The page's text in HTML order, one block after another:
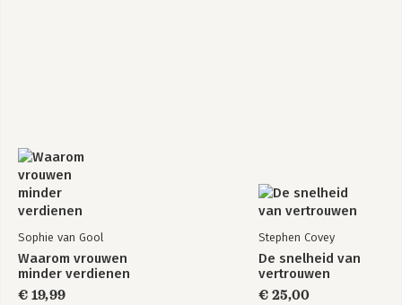
Begin gewoon
Literatuurlijst
Over de auteur
Sophie van Gool
Waarom vrouwen
minder verdienen
€ 19,99
Stephen Covey
De snelheid van
vertrouwen
€ 25,00